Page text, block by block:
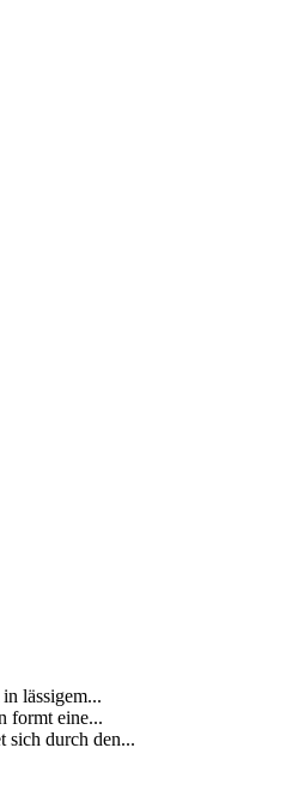
lässigem...
formt eine...
durch den...